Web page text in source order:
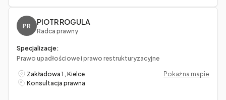
PR PIOTR ROGULA
Radca prawny
Specjalizacje:
Prawo upadłościowe i prawo restrukturyzacyjne
Zakładowa 1 , Kielce
Pokaż na mapie
Konsultacja prawna